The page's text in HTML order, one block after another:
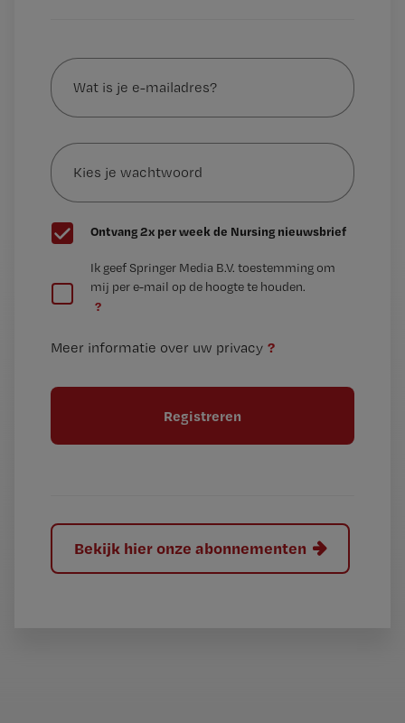
Wat
is
je
mailadres?
Kies
je
wachtwoord
G
e
t
Ontvang 2x per week de Nursing nieuwsbrief
e
t
l
Ik geef Springer Media B.V. toestemming om
mij per e-mail op de hoogte te houden.
?
Meer informatie over uw privacy ?
Bekijk hier onze abonnementen